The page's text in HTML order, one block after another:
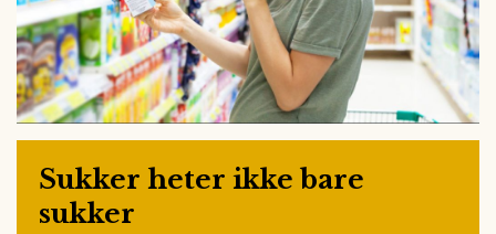
Sukker heter ikke bare
sukker